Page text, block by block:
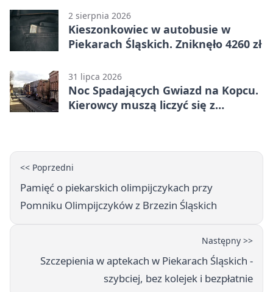
2 sierpnia 2026
Kieszonkowiec w autobusie w
Piekarach Śląskich. Zniknęło 4260 zł
31 lipca 2026
Noc Spadających Gwiazd na Kopcu.
Kierowcy muszą liczyć się z
<< Poprzedni
Pamięć o piekarskich olimpijczykach przy
Pomniku Olimpijczyków z Brzezin Śląskich
Następny >>
Szczepienia w aptekach w Piekarach Śląskich -
szybciej, bez kolejek i bezpłatnie